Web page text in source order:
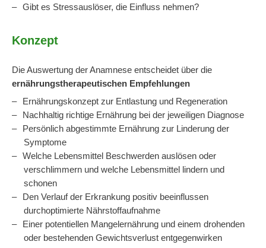
Gibt es Stressauslöser, die Einfluss nehmen?
Konzept
Die Auswertung der Anamnese entscheidet über die
ernährungstherapeutischen Empfehlungen
Ernährungskonzept zur Entlastung und Regeneration
Nachhaltig richtige Ernährung bei der jeweiligen Diagnose
Persönlich abgestimmte Ernährung zur Linderung der
Symptome
Welche Lebensmittel Beschwerden auslösen oder
verschlimmern und welche Lebensmittel lindern und
schonen
Den Verlauf der Erkrankung positiv beeinflussen
durchoptimierte Nährstoffaufnahme
Einer potentiellen Mangelernährung und einem drohenden
oder bestehenden Gewichtsverlust entgegenwirken